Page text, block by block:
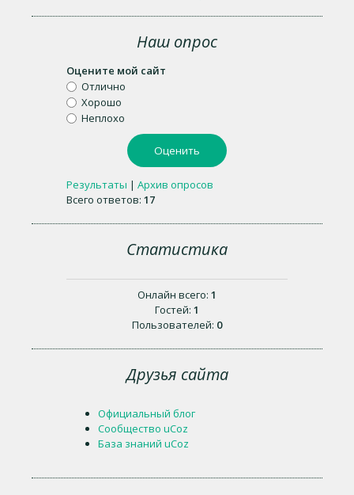
Наш опрос
Оцените мой сайт
Отлично
Хорошо
Неплохо
Результаты | Архив опросов
Всего ответов: 17
Статистика
Онлайн всего: 1
Гостей: 1
Пользователей: 0
Друзья сайта
Официальный блог
Сообщество uCoz
База знаний uCoz